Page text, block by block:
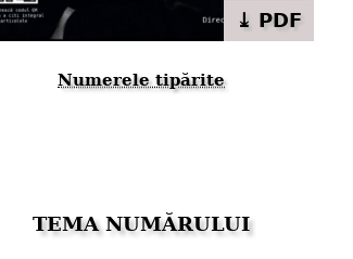
⤓ PDF
Numerele tipărite
TEMA NUMĂRULUI